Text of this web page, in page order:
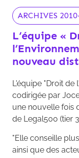
ARCHIVES
L’équipe «
nouveau
L'équipe "Droit de
codirigée par
une nouvelle fois
de Legal500 (tier
"Elle conseille
ainsi que des